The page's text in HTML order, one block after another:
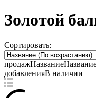
Золотой
Сортировать:
продажНазвание
добавленияВ наличии